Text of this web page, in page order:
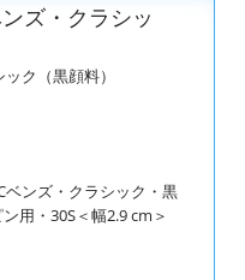
ズ・クラシッ
ク（黒顔料）
ベンズ・クラシック・黒
用・30S＜幅2.9 cm＞